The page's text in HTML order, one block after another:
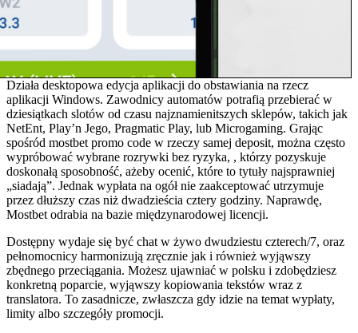
Działa desktopowa edycja aplikacji do obstawiania na rzecz
aplikacji Windows. Zawodnicy automatów potrafią przebierać w
dziesiątkach slotów od czasu najznamienitszych sklepów, takich jak
NetEnt, Play’n Jego, Pragmatic Play, lub Microgaming. Grając
spośród mostbet promo code w rzeczy samej deposit, można często
wypróbować wybrane rozrywki bez ryzyka, , którzy pozyskuje
doskonałą sposobność, ażeby ocenić, które to tytuły najsprawniej
„siadają”. Jednak wypłata na ogół nie zaakceptować utrzymuje
przez dłuższy czas niż dwadzieścia cztery godziny. Naprawdę,
Mostbet odrabia na bazie międzynarodowej licencji.
Dostępny wydaje się być chat w żywo dwudziestu czterech/7, oraz
pełnomocnicy harmonizują zręcznie jak i również wyjąwszy
zbędnego przeciągania. Możesz ujawniać w polsku i zdobędziesz
konkretną poparcie, wyjąwszy kopiowania tekstów wraz z
translatora. To zasadnicze, zwłaszcza gdy idzie na temat wypłaty,
limity albo szczegóły promocji.